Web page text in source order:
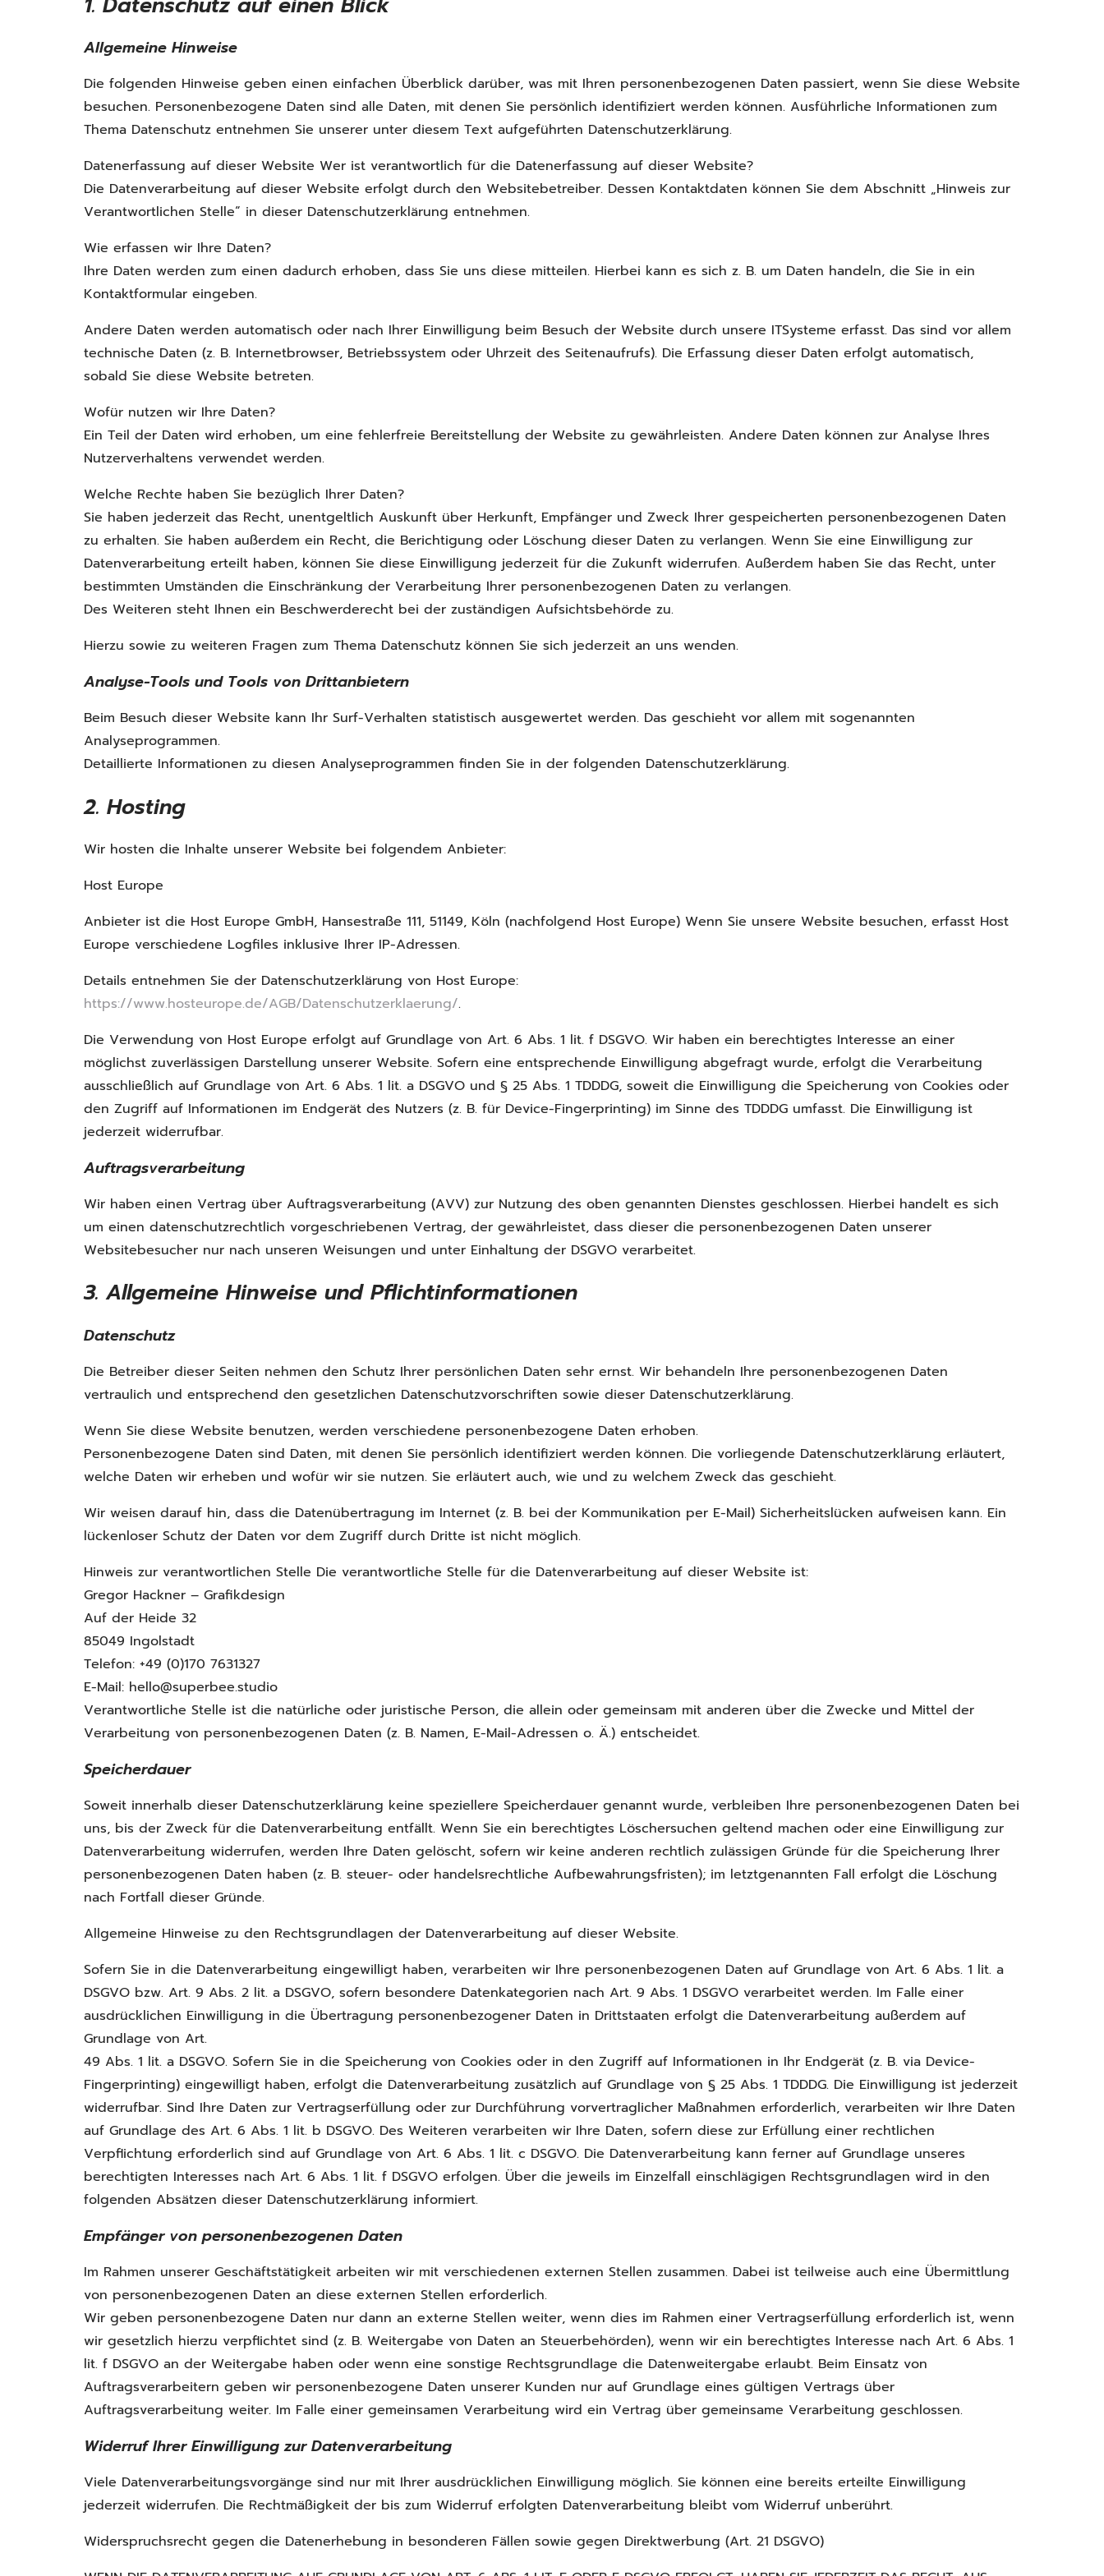
Allgemeine Hinweise
Die folgenden Hinweise geben einen einfachen Überblick darüber, was mit Ihren personenbezogenen Daten passiert, wenn Sie diese Website
besuchen. Personenbezogene Daten sind alle Daten, mit denen Sie persönlich identifiziert werden können. Ausführliche Informationen zum
Thema Datenschutz entnehmen Sie unserer unter diesem Text aufgeführten Datenschutzerklärung.
Datenerfassung auf dieser Website Wer ist verantwortlich für die Datenerfassung auf dieser Website?
Die Datenverarbeitung auf dieser Website erfolgt durch den Websitebetreiber. Dessen Kontaktdaten können Sie dem Abschnitt „Hinweis zur
Verantwortlichen Stelle“ in dieser Datenschutzerklärung entnehmen.
Wie erfassen wir Ihre Daten?
Ihre Daten werden zum einen dadurch erhoben, dass Sie uns diese mitteilen. Hierbei kann es sich z. B. um Daten handeln, die Sie in ein
Kontaktformular eingeben.
Andere Daten werden automatisch oder nach Ihrer Einwilligung beim Besuch der Website durch unsere ITSysteme erfasst. Das sind vor allem
technische Daten (z. B. Internetbrowser, Betriebssystem oder Uhrzeit des Seitenaufrufs). Die Erfassung dieser Daten erfolgt automatisch,
sobald Sie diese Website betreten.
Wofür nutzen wir Ihre Daten?
Ein Teil der Daten wird erhoben, um eine fehlerfreie Bereitstellung der Website zu gewährleisten. Andere Daten können zur Analyse Ihres
Nutzerverhaltens verwendet werden.
Welche Rechte haben Sie bezüglich Ihrer Daten?
Sie haben jederzeit das Recht, unentgeltlich Auskunft über Herkunft, Empfänger und Zweck Ihrer gespeicherten personenbezogenen Daten
zu erhalten. Sie haben außerdem ein Recht, die Berichtigung oder Löschung dieser Daten zu verlangen. Wenn Sie eine Einwilligung zur
Datenverarbeitung erteilt haben, können Sie diese Einwilligung jederzeit für die Zukunft widerrufen. Außerdem haben Sie das Recht, unter
bestimmten Umständen die Einschränkung der Verarbeitung Ihrer personenbezogenen Daten zu verlangen.
Des Weiteren steht Ihnen ein Beschwerderecht bei der zuständigen Aufsichtsbehörde zu.
Hierzu sowie zu weiteren Fragen zum Thema Datenschutz können Sie sich jederzeit an uns wenden.
Analyse-Tools und Tools von Drittanbietern
Beim Besuch dieser Website kann Ihr Surf-Verhalten statistisch ausgewertet werden. Das geschieht vor allem mit sogenannten
Analyseprogrammen.
Detaillierte Informationen zu diesen Analyseprogrammen finden Sie in der folgenden Datenschutzerklärung.
2. Hosting
Wir hosten die Inhalte unserer Website bei folgendem Anbieter:
Host Europe
Anbieter ist die Host Europe GmbH, Hansestraße 111, 51149, Köln (nachfolgend Host Europe) Wenn Sie unsere Website besuchen, erfasst Host
Europe verschiedene Logfiles inklusive Ihrer IP-Adressen.
Details entnehmen Sie der Datenschutzerklärung von Host Europe:
https://www.hosteurope.de/AGB/Datenschutzerklaerung/.
Die Verwendung von Host Europe erfolgt auf Grundlage von Art. 6 Abs. 1 lit. f DSGVO. Wir haben ein berechtigtes Interesse an einer
möglichst zuverlässigen Darstellung unserer Website. Sofern eine entsprechende Einwilligung abgefragt wurde, erfolgt die Verarbeitung
ausschließlich auf Grundlage von Art. 6 Abs. 1 lit. a DSGVO und § 25 Abs. 1 TDDDG, soweit die Einwilligung die Speicherung von Cookies oder
den Zugriff auf Informationen im Endgerät des Nutzers (z. B. für Device-Fingerprinting) im Sinne des TDDDG umfasst. Die Einwilligung ist
jederzeit widerrufbar.
Auftragsverarbeitung
Wir haben einen Vertrag über Auftragsverarbeitung (AVV) zur Nutzung des oben genannten Dienstes geschlossen. Hierbei handelt es sich
um einen datenschutzrechtlich vorgeschriebenen Vertrag, der gewährleistet, dass dieser die personenbezogenen Daten unserer
Websitebesucher nur nach unseren Weisungen und unter Einhaltung der DSGVO verarbeitet.
3. Allgemeine Hinweise und Pflichtinformationen
Datenschutz
Die Betreiber dieser Seiten nehmen den Schutz Ihrer persönlichen Daten sehr ernst. Wir behandeln Ihre personenbezogenen Daten
vertraulich und entsprechend den gesetzlichen Datenschutzvorschriften sowie dieser Datenschutzerklärung.
Wenn Sie diese Website benutzen, werden verschiedene personenbezogene Daten erhoben.
Personenbezogene Daten sind Daten, mit denen Sie persönlich identifiziert werden können. Die vorliegende Datenschutzerklärung erläutert,
welche Daten wir erheben und wofür wir sie nutzen. Sie erläutert auch, wie und zu welchem Zweck das geschieht.
Wir weisen darauf hin, dass die Datenübertragung im Internet (z. B. bei der Kommunikation per E-Mail) Sicherheitslücken aufweisen kann. Ein
lückenloser Schutz der Daten vor dem Zugriff durch Dritte ist nicht möglich.
Hinweis zur verantwortlichen Stelle Die verantwortliche Stelle für die Datenverarbeitung auf dieser Website ist:
Gregor Hackner – Grafikdesign
Auf der Heide 32
85049 Ingolstadt
Telefon: +49 (0)170 7631327
E-Mail: hello@superbee.studio
Verantwortliche Stelle ist die natürliche oder juristische Person, die allein oder gemeinsam mit anderen über die Zwecke und Mittel der
Verarbeitung von personenbezogenen Daten (z. B. Namen, E-Mail-Adressen o. Ä.) entscheidet.
Speicherdauer
Soweit innerhalb dieser Datenschutzerklärung keine speziellere Speicherdauer genannt wurde, verbleiben Ihre personenbezogenen Daten bei
uns, bis der Zweck für die Datenverarbeitung entfällt. Wenn Sie ein berechtigtes Löschersuchen geltend machen oder eine Einwilligung zur
Datenverarbeitung widerrufen, werden Ihre Daten gelöscht, sofern wir keine anderen rechtlich zulässigen Gründe für die Speicherung Ihrer
personenbezogenen Daten haben (z. B. steuer- oder handelsrechtliche Aufbewahrungsfristen); im letztgenannten Fall erfolgt die Löschung
nach Fortfall dieser Gründe.
Allgemeine Hinweise zu den Rechtsgrundlagen der Datenverarbeitung auf dieser Website.
Sofern Sie in die Datenverarbeitung eingewilligt haben, verarbeiten wir Ihre personenbezogenen Daten auf Grundlage von Art. 6 Abs. 1 lit. a
DSGVO bzw. Art. 9 Abs. 2 lit. a DSGVO, sofern besondere Datenkategorien nach Art. 9 Abs. 1 DSGVO verarbeitet werden. Im Falle einer
ausdrücklichen Einwilligung in die Übertragung personenbezogener Daten in Drittstaaten erfolgt die Datenverarbeitung außerdem auf
Grundlage von Art.
49 Abs. 1 lit. a DSGVO. Sofern Sie in die Speicherung von Cookies oder in den Zugriff auf Informationen in Ihr Endgerät (z. B. via Device-
Fingerprinting) eingewilligt haben, erfolgt die Datenverarbeitung zusätzlich auf Grundlage von § 25 Abs. 1 TDDDG. Die Einwilligung ist jederzeit
widerrufbar. Sind Ihre Daten zur Vertragserfüllung oder zur Durchführung vorvertraglicher Maßnahmen erforderlich, verarbeiten wir Ihre Daten
auf Grundlage des Art. 6 Abs. 1 lit. b DSGVO. Des Weiteren verarbeiten wir Ihre Daten, sofern diese zur Erfüllung einer rechtlichen
Verpflichtung erforderlich sind auf Grundlage von Art. 6 Abs. 1 lit. c DSGVO. Die Datenverarbeitung kann ferner auf Grundlage unseres
berechtigten Interesses nach Art. 6 Abs. 1 lit. f DSGVO erfolgen. Über die jeweils im Einzelfall einschlägigen Rechtsgrundlagen wird in den
folgenden Absätzen dieser Datenschutzerklärung informiert.
Empfänger von personenbezogenen Daten
Im Rahmen unserer Geschäftstätigkeit arbeiten wir mit verschiedenen externen Stellen zusammen. Dabei ist teilweise auch eine Übermittlung
von personenbezogenen Daten an diese externen Stellen erforderlich.
Wir geben personenbezogene Daten nur dann an externe Stellen weiter, wenn dies im Rahmen einer Vertragserfüllung erforderlich ist, wenn
wir gesetzlich hierzu verpflichtet sind (z. B. Weitergabe von Daten an Steuerbehörden), wenn wir ein berechtigtes Interesse nach Art. 6 Abs. 1
lit. f DSGVO an der Weitergabe haben oder wenn eine sonstige Rechtsgrundlage die Datenweitergabe erlaubt. Beim Einsatz von
Auftragsverarbeitern geben wir personenbezogene Daten unserer Kunden nur auf Grundlage eines gültigen Vertrags über
Auftragsverarbeitung weiter. Im Falle einer gemeinsamen Verarbeitung wird ein Vertrag über gemeinsame Verarbeitung geschlossen.
Widerruf Ihrer Einwilligung zur Datenverarbeitung
Viele Datenverarbeitungsvorgänge sind nur mit Ihrer ausdrücklichen Einwilligung möglich. Sie können eine bereits erteilte Einwilligung
jederzeit widerrufen. Die Rechtmäßigkeit der bis zum Widerruf erfolgten Datenverarbeitung bleibt vom Widerruf unberührt.
Widerspruchsrecht gegen die Datenerhebung in besonderen Fällen sowie gegen Direktwerbung (Art. 21 DSGVO)